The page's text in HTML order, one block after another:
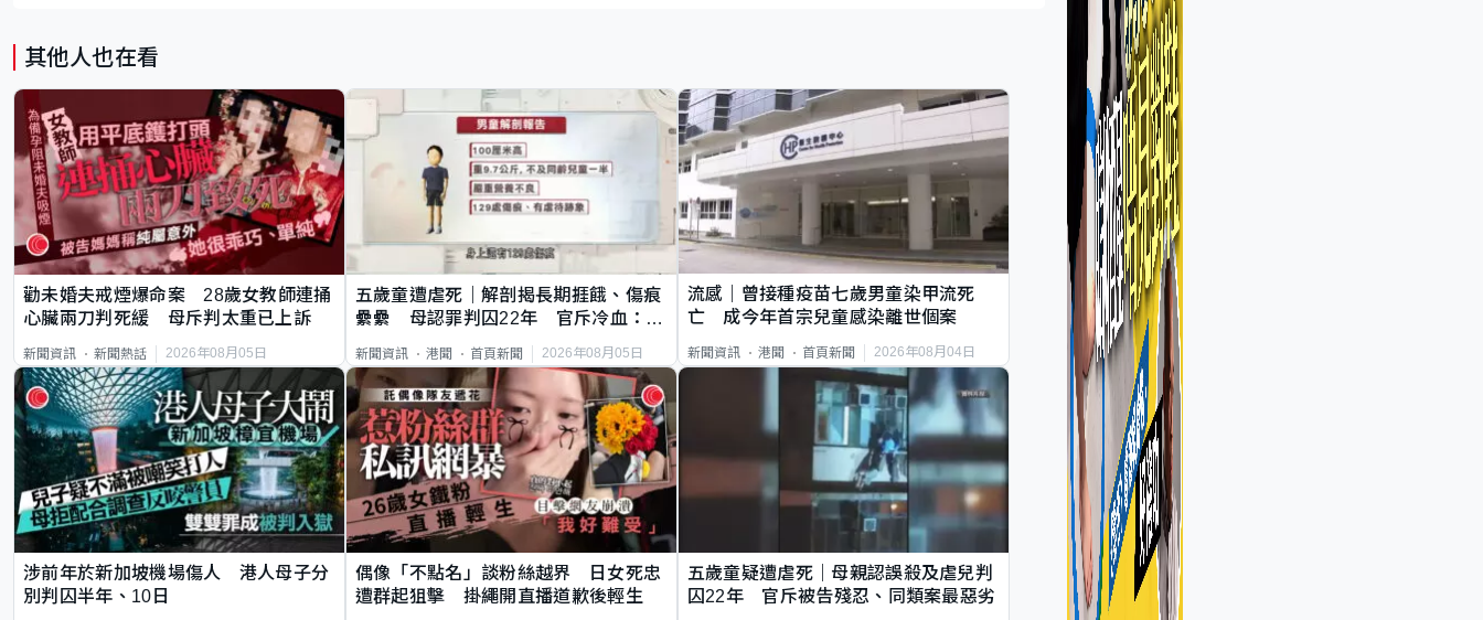
其他人也在看
勸未婚夫戒煙爆命案 28歲女教師連捅
心臟兩刀判死緩 母斥判太重已上訴
新聞資訊 新聞熱話 2026年08月05日
五歲童遭虐死｜解剖揭長期捱餓、傷痕
纍纍 母認罪判囚22年 官斥冷血：同
新聞資訊 港聞 首頁新聞 2026年08月05日
流感｜曾接種疫苗七歲男童染甲流死
亡 成今年首宗兒童感染離世個案
新聞資訊 港聞 首頁新聞 2026年08月04日
涉前年於新加坡機場傷人 港人母子分
別判囚半年、10日
偶像「不點名」談粉絲越界 日女死忠
遭群起狙擊 掛繩開直播道歉後輕生
五歲童疑遭虐死｜母親認誤殺及虐兒判
囚22年 官斥被告殘忍、同類案最惡劣